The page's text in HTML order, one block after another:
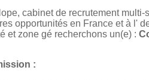
cabinet de recrutement
opportunités en France et à l'
et zone gé recherchons un(e) :
: